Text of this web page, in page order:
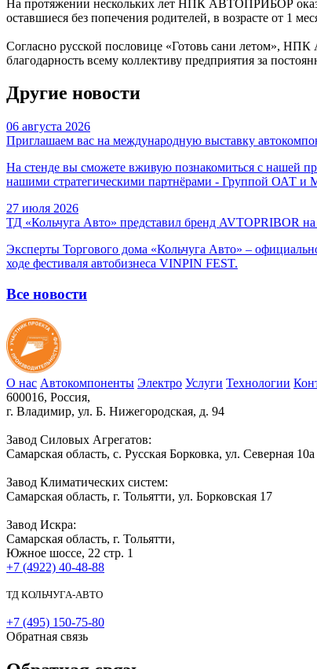
На протяжении нескольких лет НПК АВТОПРИБОР
оставшиеся без попечения родителей, в возрасте от 1
Согласно русской пословице «Готовь сани летом»,
благодарность всему коллективу предприятия за
Другие новости
06 августа 2026
Приглашаем вас на международную выставку
На стенде вы сможете вживую познакомиться с нашей
нашими стратегическими партнёрами - Группой ОАТ и
27 июля 2026
ТД «Кольчуга Авто» представил бренд AVTOPRIBOR
Эксперты Торгового дома «Кольчуга Авто» –
ходе фестиваля автобизнеса VINPIN FEST.
Все новости
О нас Автокомпоненты Электро Услуги Технологии
600016, Россия,
г. Владимир, ул. Б. Нижегородская, д. 94
Завод Силовых Агрегатов:
Самарская область, с. Русская Борковка, ул. Северная 10а
Завод Климатических систем:
Самарская область, г. Тольятти, ул. Борковская 17
Завод Искра:
Самарская область, г. Тольятти,
Южное шоссе, 22 стр. 1
+7 (4922) 40-48-88
ТД КОЛЬЧУГА-АВТО
+7 (495) 150-75-80
Обратная связь